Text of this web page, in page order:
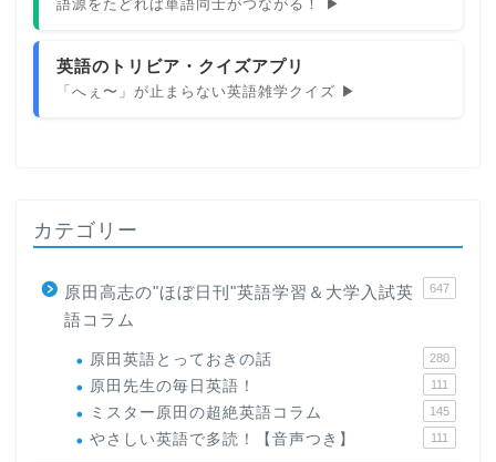
語源をたどれば単語同士がつながる！ ▶
英語のトリビア・クイズアプリ
「へぇ〜」が止まらない英語雑学クイズ ▶
カテゴリー
原田高志の"ほぼ日刊"英語学習＆大学入試英
語コラム
647
原田英語とっておきの話 280
原田先生の毎日英語！ 111
ミスター原田の超絶英語コラム 145
やさしい英語で多読！【音声つき】 111